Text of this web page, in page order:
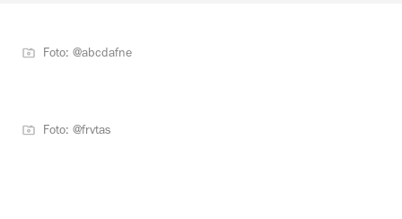
Foto: @abcdafne
Foto: @frvtas